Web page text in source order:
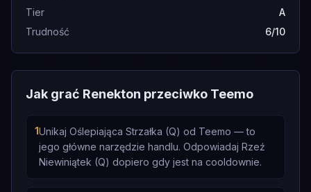
Tier
A
Trudność
6/10
Jak grać Renekton przeciwko Teemo
1Unikaj Oślepiająca Strzałka (Q) od Teemo — to
jego główne narzędzie handlu. Odpowiadaj Rzeź
Niewiniątek (Q) dopiero gdy jest na cooldownie.